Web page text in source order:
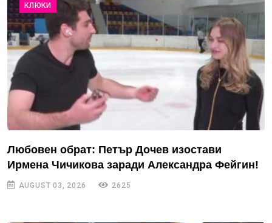
КЛЮКИ
Любовен обрат: Петър Дочев изостави
Ирмена Чичикова заради Александра Фейгин!
AUGUST 03, 2026 2625